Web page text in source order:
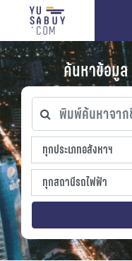
ค้นหาข้อมูล
พิมพ์ค้นหาจากชื่อโ
ทุกประเภทอสังหาฯ
ทุกประเภทอสังหาฯ
sproperty
ทุกทำเลที่ตั้ง
ทุกสถานีรถไฟฟ้า
ทุกสถานีรถไฟฟ้า
strain-station
ทุกช่วงราคา